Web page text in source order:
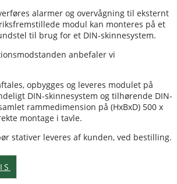
alarmer og overvågning til eksternt
modul kan monteres på et
til brug for et DIN-skinnesystem.
anbefaler vi
opbygges og leveres modulet på
DIN-skinnesystem og tilhørende DIN-
rammedimension på (HxBxD) 500 x
montage i tavle.
stativer leveres af kunden, ved bestilling.